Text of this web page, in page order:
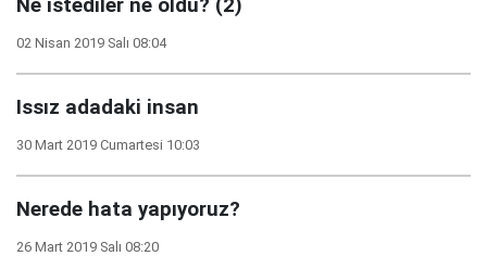
Ne istediler ne oldu? (2)
02 Nisan 2019 Salı 08:04
Issız adadaki insan
30 Mart 2019 Cumartesi 10:03
Nerede hata yapıyoruz?
26 Mart 2019 Salı 08:20